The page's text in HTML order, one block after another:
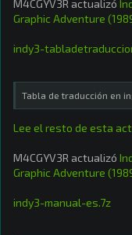
M4CGYV3R actualizó
Graphic Adventure
indy3-
Tabla de traducción en
Lee el resto de esta
M4CGYV3R actualizó
Graphic Adventure
indy3-manual-es.7z